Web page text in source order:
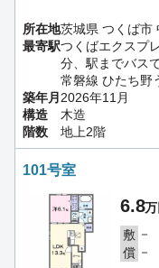
所在地茨城県 つくば市
最寄駅つくばエクスプ
分、駅までバス
常磐線 ひたち野
築年月 2026年11月
構造
木造
階数
地上2階
101号室
6.8万
敷 －
償 －